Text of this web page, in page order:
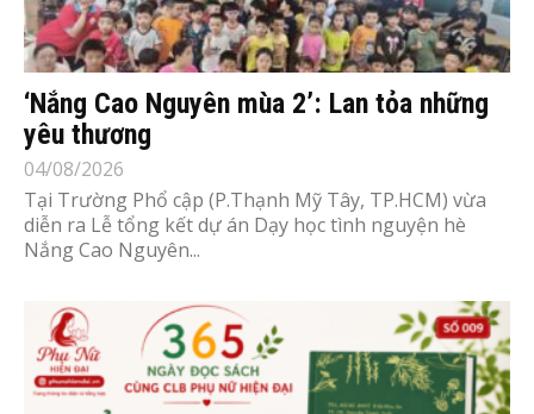
‘Nắng Cao Nguyên mùa 2’: Lan tỏa những
yêu thương
04/08/2026
Tại Trường Phổ cập (P.Thạnh Mỹ Tây, TP.HCM) vừa
diễn ra Lễ tổng kết dự án Dạy học tình nguyện hè
Nắng Cao Nguyên...